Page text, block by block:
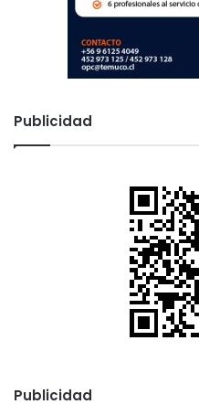
Publicidad
Publicidad